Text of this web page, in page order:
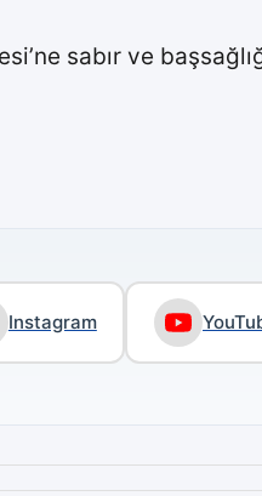
sabır ve
Instagram